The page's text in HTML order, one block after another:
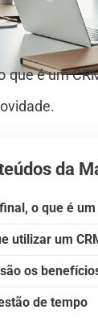
que é um
da
o que é
utilizar um
os
de tempo